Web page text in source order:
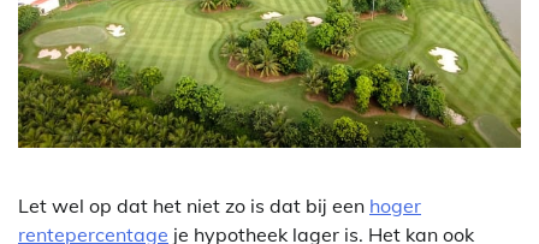
Let wel op dat het niet zo is dat bij een hoger
rentepercentage je hypotheek lager is. Het kan ook